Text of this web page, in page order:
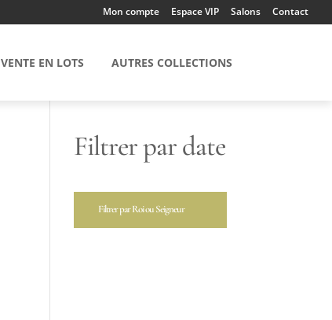
Mon compte Espace VIP Salons Contact
VENTE EN LOTS AUTRES COLLECTIONS
Filtrer par date
Filtrer par Roi ou Seigneur